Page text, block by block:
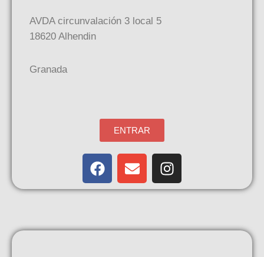
AVDA circunvalación 3 local 5
18620 Alhendin
Granada
ENTRAR